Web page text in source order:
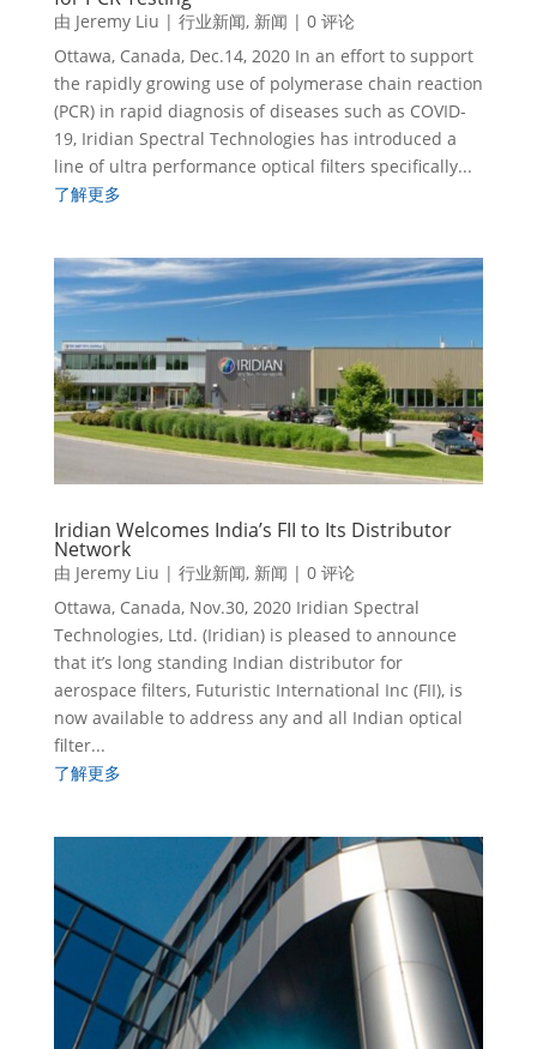
由 Jeremy Liu | 行业新闻, 新闻 | 0 评论
Ottawa, Canada, Dec.14, 2020 In an effort to support
the rapidly growing use of polymerase chain reaction
(PCR) in rapid diagnosis of diseases such as COVID-
19, Iridian Spectral Technologies has introduced a
line of ultra performance optical filters specifically...
了解更多
Iridian Welcomes India’s FII to Its Distributor
Network
由 Jeremy Liu | 行业新闻, 新闻 | 0 评论
Ottawa, Canada, Nov.30, 2020 Iridian Spectral
Technologies, Ltd. (Iridian) is pleased to announce
that it’s long standing Indian distributor for
aerospace filters, Futuristic International Inc (FII), is
now available to address any and all Indian optical
filter...
了解更多